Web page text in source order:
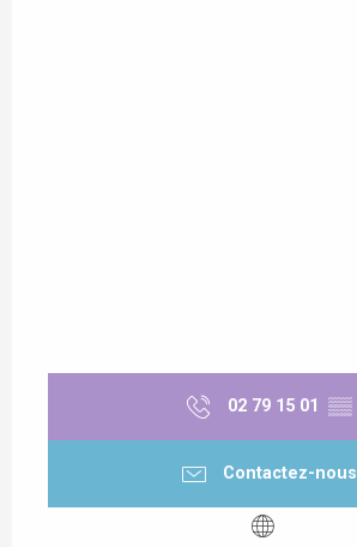
02 79 15 01 ▒▒
Contactez-nous